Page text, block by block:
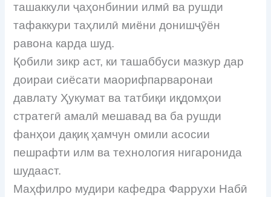
ташаккули ҷаҳонбинии илмӣ ва рушди
тафаккури таҳлилӣ миёни донишҷӯён
равона карда шуд.
Қобили зикр аст, ки ташаббуси мазкур дар
доираи сиёсати маорифпарваронаи
давлату Ҳукумат ва татбиқи иқдомҳои
стратегӣ амалӣ мешавад ва ба рушди
фанҳои дақиқ ҳамчун омили асосии
пешрафти илм ва технология нигаронида
шудааст.
Маҳфилро мудири кафедра Фаррухи Набӣ